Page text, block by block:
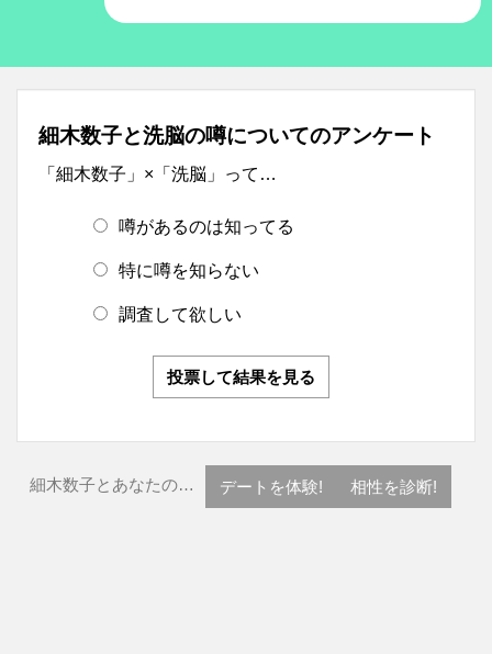
細木数子と洗脳の噂についてのアンケート
「細木数子」×「洗脳」って…
噂があるのは知ってる
特に噂を知らない
調査して欲しい
投票して結果を見る
細木数子とあなたの… デートを体験! 相性を診断!